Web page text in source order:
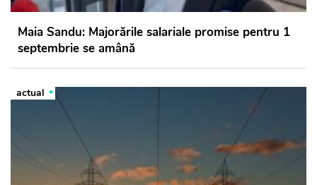
Maia Sandu: Majorările salariale promise pentru 1
septembrie se amână
actual